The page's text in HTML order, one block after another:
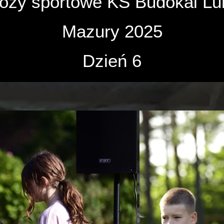
Mazury 2025
Dzień 6